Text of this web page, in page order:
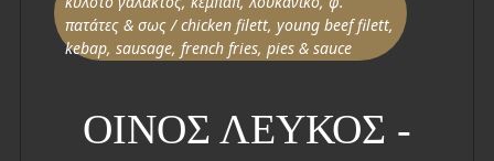
πατάτες & σως / chicken filett, young beef filett,
kebap, sausage, french fries, pies & sauce
ΟΙΝΟΣ ΛΕΥΚΟΣ -